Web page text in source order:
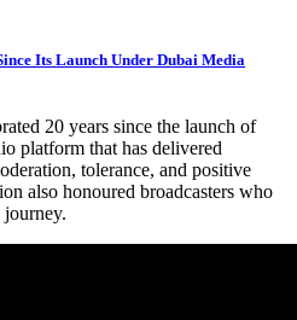
Its Launch Under Dubai Media
20 years since the launch of
platform that has delivered
tolerance, and positive
also honoured broadcasters who
journey.